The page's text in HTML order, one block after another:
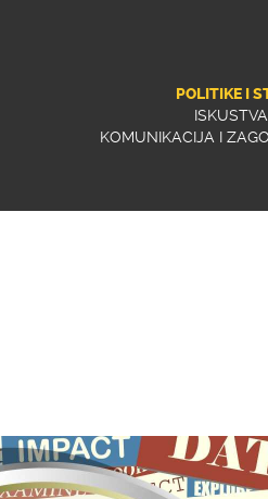
POLITIKE I
KOMUNIKACIJA I